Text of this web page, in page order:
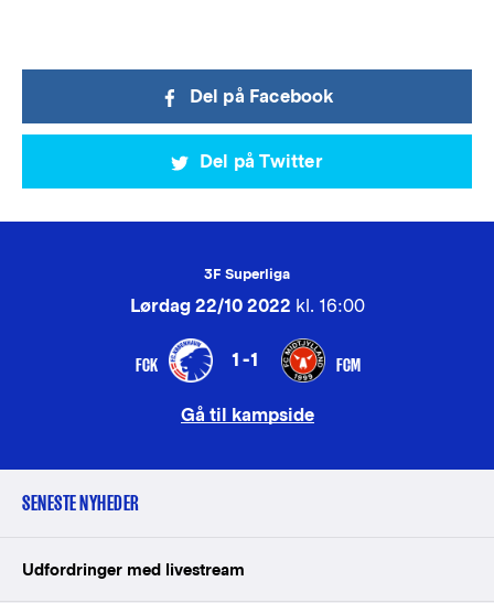
Del på Facebook
Del på Twitter
3F Superliga
Lørdag 22/10 2022 kl. 16:00
FCK 1-1 FCM
Gå til kampside
SENESTE NYHEDER
Udfordringer med livestream